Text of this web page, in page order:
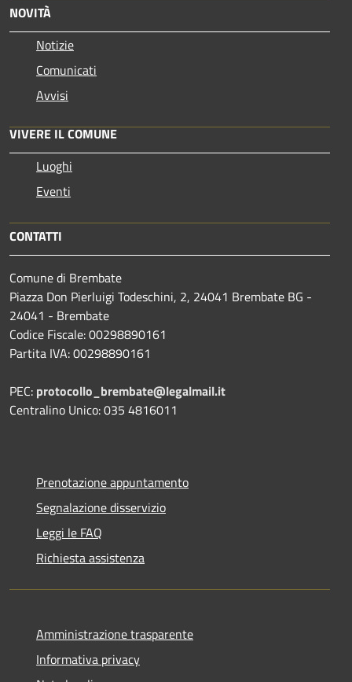
NOVITÀ
Notizie
Comunicati
Avvisi
VIVERE IL COMUNE
Luoghi
Eventi
CONTATTI
Comune di Brembate
Piazza Don Pierluigi Todeschini, 2, 24041 Brembate BG -
24041 - Brembate
Codice Fiscale: 00298890161
Partita IVA: 00298890161
PEC: protocollo_brembate@legalmail.it
Centralino Unico: 035 4816011
Prenotazione appuntamento
Segnalazione disservizio
Leggi le FAQ
Richiesta assistenza
Amministrazione trasparente
Informativa privacy